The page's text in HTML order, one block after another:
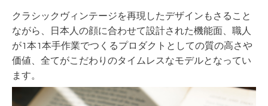
クラシックヴィンテージを再現したデザインもさること
ながら、日本人の顔に合わせて設計された機能面、職人
が1本1本手作業でつくるプロダクトとしての質の高さや
価値、全てがこだわりのタイムレスなモデルとなってい
ます。